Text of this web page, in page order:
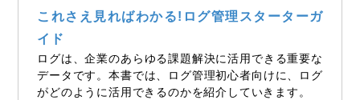
これさえ見ればわかる!ログ管理スターターガ
イド
ログは、企業のあらゆる課題解決に活用できる重要な
データです。本書では、ログ管理初心者向けに、ログ
がどのように活用できるのかを紹介していきます。